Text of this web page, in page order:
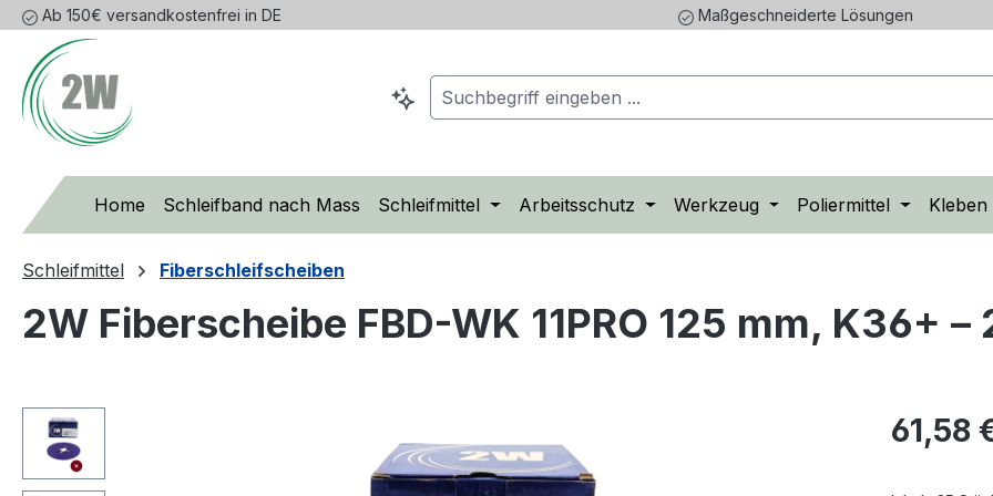
Hauptinhalt springen
Zur Suche springen
Zur Hauptnavigation springen
Ab 150€ versandkostenfrei in DE Maßgeschneiderte Lösungen
Home Schleifband nach Mass Schleifmittel Arbeitsschutz Werkzeug Poliermittel Kleben
Schleifmittel Fiberschleifscheiben
2W Fiberscheibe FBD-WK 11PRO 125 mm, K36+
Bildergalerie überspringen Regulärer
61,58